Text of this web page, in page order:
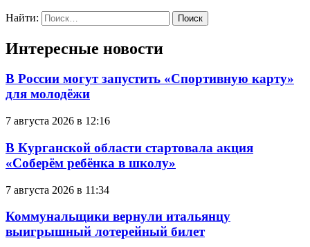
Найти:
Интересные новости
В России могут запустить «Спортивную карту»
для молодёжи
7 августа 2026 в 12:16
В Курганской области стартовала акция
«Соберём ребёнка в школу»
7 августа 2026 в 11:34
Коммунальщики вернули итальянцу
выигрышный лотерейный билет